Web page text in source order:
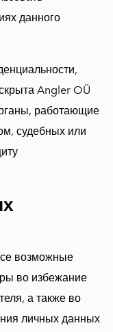
данного
Angler OÜ
работающие
судебных или
возможные
во избежание
а также во
личных данных